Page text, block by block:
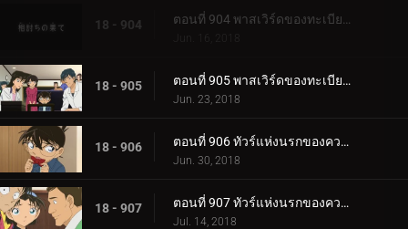
18 - 904
Jun. 16, 2018
18 - 905 ตอนที่ 905 พาสเวิร์ดของทะเบียนสมรส (ตอนจบ)
Jun. 23, 2018
18 - 906 ตอนที่ 906 ทัวร์แห่งนรกของความรัก (ภาคเบ็บปุ)
Jun. 30, 2018
18 - 907 ตอนที่ 907 ทัวร์แห่งนรกของความรัก (ภาคโออิตะ)
Jul. 14, 2018